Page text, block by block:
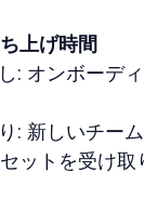
上げ時間
: オンボーデ
: 新しいチー
ットを受け取